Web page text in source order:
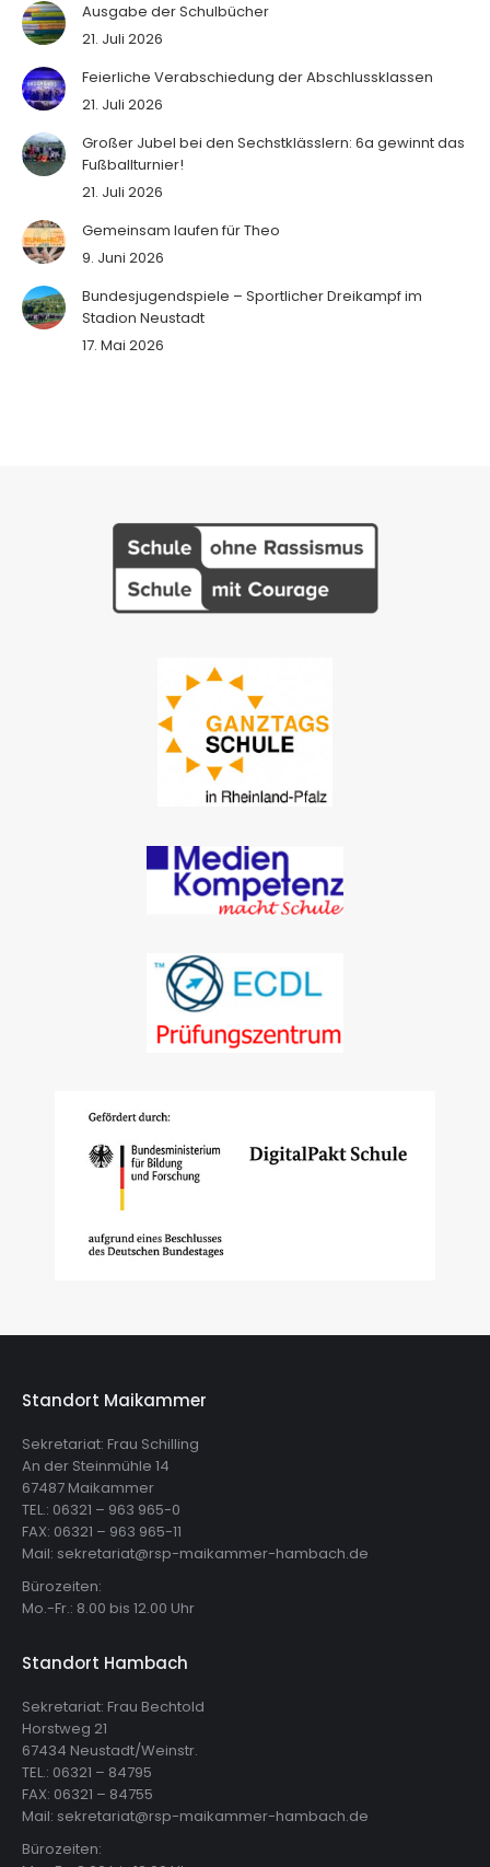
Ausgabe der Schulbücher
21. Juli 2026
Feierliche Verabschiedung der Abschlussklassen
21. Juli 2026
Großer Jubel bei den Sechstklässlern: 6a gewinnt das
Fußballturnier!
21. Juli 2026
Gemeinsam laufen für Theo
9. Juni 2026
Bundesjugendspiele – Sportlicher Dreikampf im
Stadion Neustadt
17. Mai 2026
Standort Maikammer
Sekretariat: Frau Schilling
An der Steinmühle 14
67487 Maikammer
TEL.: 06321 – 963 965-0
FAX: 06321 – 963 965-11
Mail: sekretariat@rsp-maikammer-hambach.de
Bürozeiten:
Mo.-Fr.: 8.00 bis 12.00 Uhr
Standort Hambach
Sekretariat: Frau Bechtold
Horstweg 21
67434 Neustadt/Weinstr.
TEL.: 06321 – 84795
FAX: 06321 – 84755
Mail: sekretariat@rsp-maikammer-hambach.de
Bürozeiten: